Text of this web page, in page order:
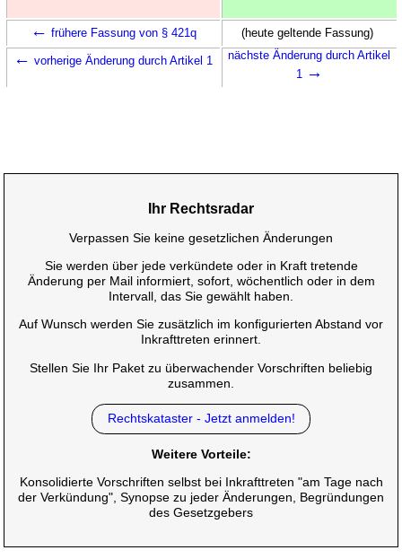
← frühere Fassung von § 421q (heute geltende Fassung)
← vorherige Änderung durch Artikel 1
nächste Änderung durch Artikel
1 →
Ihr Rechtsradar
Verpassen Sie keine gesetzlichen Änderungen
Sie werden über jede verkündete oder in Kraft tretende
Änderung per Mail informiert, sofort, wöchentlich oder in dem
Intervall, das Sie gewählt haben.
Auf Wunsch werden Sie zusätzlich im konfigurierten Abstand vor
Inkrafttreten erinnert.
Stellen Sie Ihr Paket zu überwachender Vorschriften beliebig
zusammen.
Rechtskataster - Jetzt anmelden!
Weitere Vorteile:
Konsolidierte Vorschriften selbst bei Inkrafttreten "am Tage nach
der Verkündung", Synopse zu jeder Änderungen, Begründungen
des Gesetzgebers